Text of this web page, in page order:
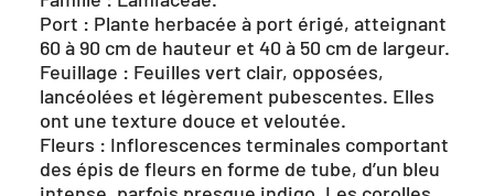
Port : Plante herbacée à port érigé, atteignant
60 à 90 cm de hauteur et 40 à 50 cm de largeur.
Feuillage : Feuilles vert clair, opposées,
lancéolées et légèrement pubescentes. Elles
ont une texture douce et veloutée.
Fleurs : Inflorescences terminales comportant
des épis de fleurs en forme de tube, d’un bleu